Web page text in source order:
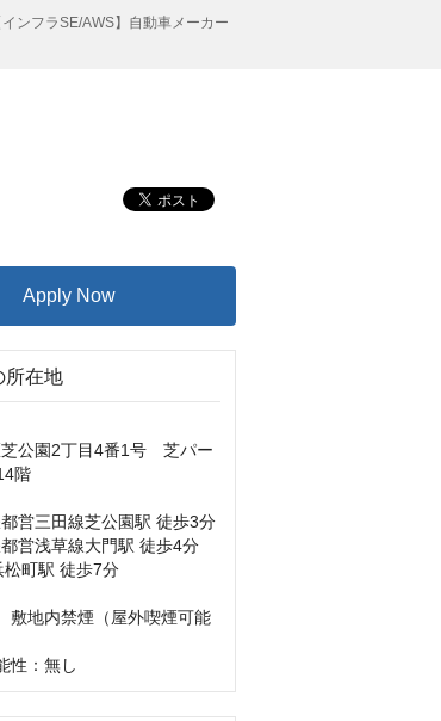
インフラSE/AWS】自動車メーカー
Apply Now
所在地
公園2丁目4番1号　芝パー
階
営三田線芝公園駅 徒歩3分
営浅草線大門駅 徒歩4分
松町駅 徒歩7分
敷地内禁煙（屋外喫煙可能
性：無し